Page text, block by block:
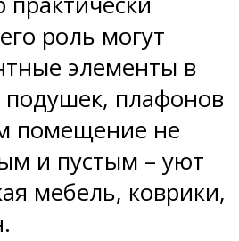
роль могут
элементы в
плафонов
помещение не
и пустым – уют
мебель, коврики,